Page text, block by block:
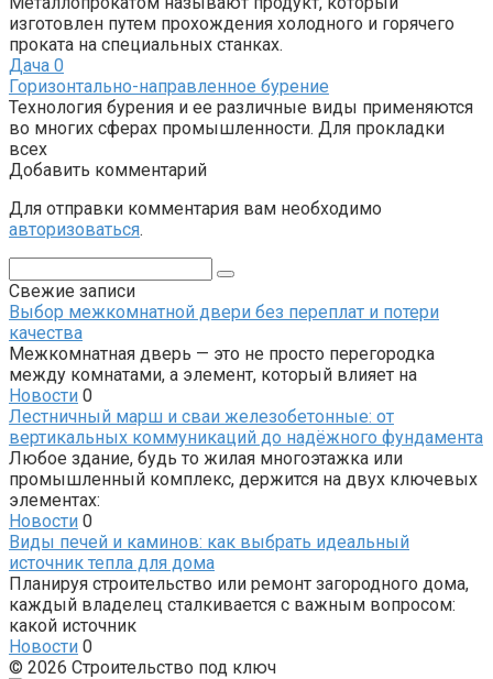
изготовлен путем прохождения холодного и горячего
проката на специальных станках.
Дача 0
Горизонтально-направленное бурение
Технология бурения и ее различные виды применяются
во многих сферах промышленности. Для прокладки
всех
Добавить комментарий
Для отправки комментария вам необходимо
авторизоваться.
Свежие записи
Выбор межкомнатной двери без переплат и потери
качества
Межкомнатная дверь — это не просто перегородка
между комнатами, а элемент, который влияет на
Новости 0
Лестничный марш и сваи железобетонные: от
вертикальных коммуникаций до надёжного фундамента
Любое здание, будь то жилая многоэтажка или
промышленный комплекс, держится на двух ключевых
элементах:
Новости 0
Виды печей и каминов: как выбрать идеальный
источник тепла для дома
Планируя строительство или ремонт загородного дома,
каждый владелец сталкивается с важным вопросом:
какой источник
Новости 0
© 2026 Строительство под ключ